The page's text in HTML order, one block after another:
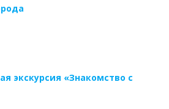
экскурсия «Знакомство с